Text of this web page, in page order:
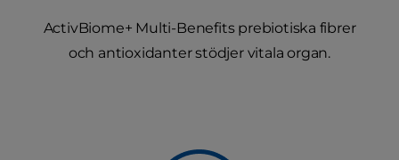
ActivBiome+ Multi-Benefits prebiotiska fibrer
och antioxidanter stödjer vitala organ.